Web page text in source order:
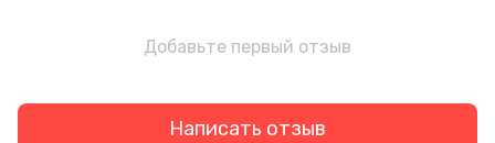
Добавьте первый отзыв
Написать отзыв